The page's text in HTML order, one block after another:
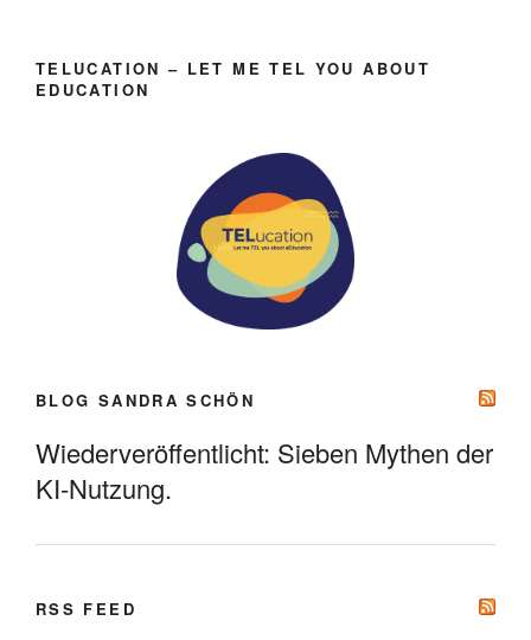
TELUCATION – LET ME TEL YOU ABOUT
EDUCATION
BLOG SANDRA SCHÖN
Wiederveröffentlicht: Sieben Mythen der
KI-Nutzung.
RSS FEED